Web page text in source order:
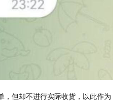
，但却不进行实际收货，以此作为